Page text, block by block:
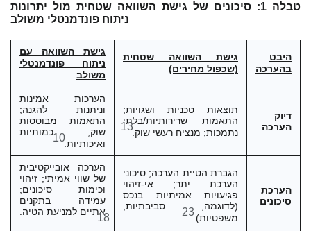
טבלה 1: סיכונים של גישת השוואה שטחית מול יתרונות
ניתוח פונדמנטלי משולב
היבט
בהערכה
גישת השוואה שטחית
(שכפול מחירים)
גישת השוואה עם
ניתוח פונדמנטלי
משולב
דיוק
הערכה
תוצאות טכניות ושגויות;
התאמות שרירותיות/בלתי
נתמכות; מנציח רעשי שוק.13
הערכות אמינות
וניתנות להגנה;
התאמות מבוססות
שוק, כמותיות
ואיכותיות.10
הערכת
סיכונים
הגברת הטיית הערכה; סיכוני
הערכת יתר; אי-זיהוי
פגיעויות אמיתיות בנכס
(לדוגמה, סביבתיות,
משפטיות).23
הערכה אובייקטיבית
של שווי אמיתי; זיהוי
וכימות סיכונים;
עמידה בתקנים
אתיים למניעת הטיה.
18